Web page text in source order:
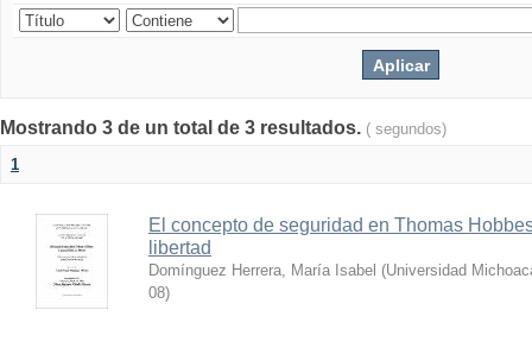
Mostrando 3 de un total de 3 resultados. ( segundos)
1
El concepto de seguridad en Thomas
libertad
Domínguez Herrera, María Isabel (Universidad
08)